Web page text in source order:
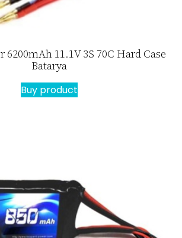
6200mAh 11.1V 3S 70C Hard Case
Batarya
Buy product